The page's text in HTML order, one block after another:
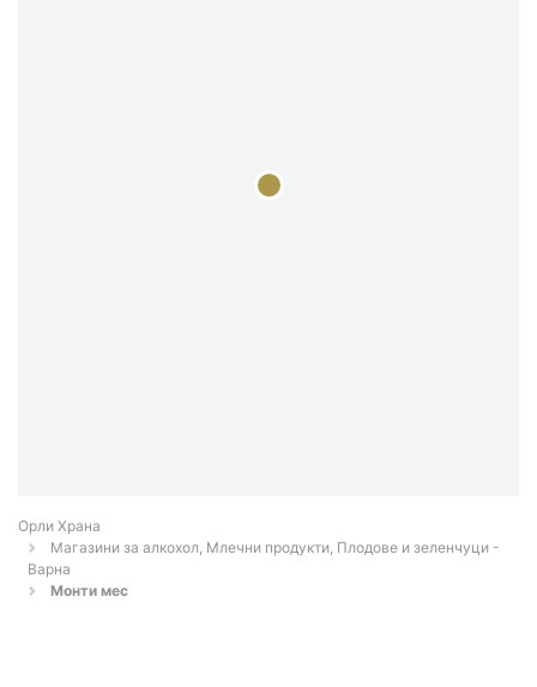
Орли Храна
Магазини за алкохол, Млечни продукти, Плодове и зеленчуци -
Варна
Монти мес